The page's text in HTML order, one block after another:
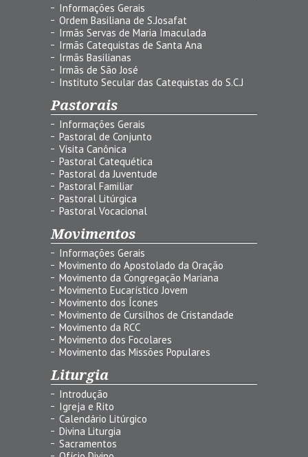
Informações Gerais
Ordem Basiliana de S.Josafat
Irmãs Servas de Maria Imaculada
Irmãs Catequistas de Santa Ana
Irmãs Basilianas
Irmãs de São José
Instituto Secular das Catequistas do S.C.J
Pastorais
Informações Gerais
Pastoral de Conjunto
Visita Canônica
Pastoral Catequética
Pastoral da Juventude
Pastoral Familiar
Pastoral Litúrgica
Pastoral Vocacional
Movimentos
Informações Gerais
Movimento do Apostolado da Oração
Movimento da Congregação Mariana
Movimento Eucarístico Jovem
Movimento dos Ícones
Movimento de Cursilhos de Cristandade
Movimento da RCC
Movimento dos Focolares
Movimento das Missões Populares
Liturgia
Introdução
Igreja e Rito
Calendário Litúrgico
Divina Liturgia
Sacramentos